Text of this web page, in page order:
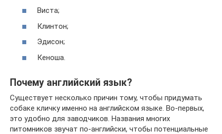
Виста;
Клинтон;
Эдисон;
Кеноша.
Почему английский язык?
Существует несколько причин тому, чтобы придумать
собаке кличку именно на английском языке. Во-первых,
это удобно для заводчиков. Названия многих
питомников звучат по-английски, чтобы потенциальные